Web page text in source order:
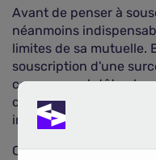
Avant de penser à
néanmoins
limites de sa mutuelle.
souscription d'une
coup », ou plutôt, « le
celle-ci, les prestations
insuffisantes.
Cependant, parfois le